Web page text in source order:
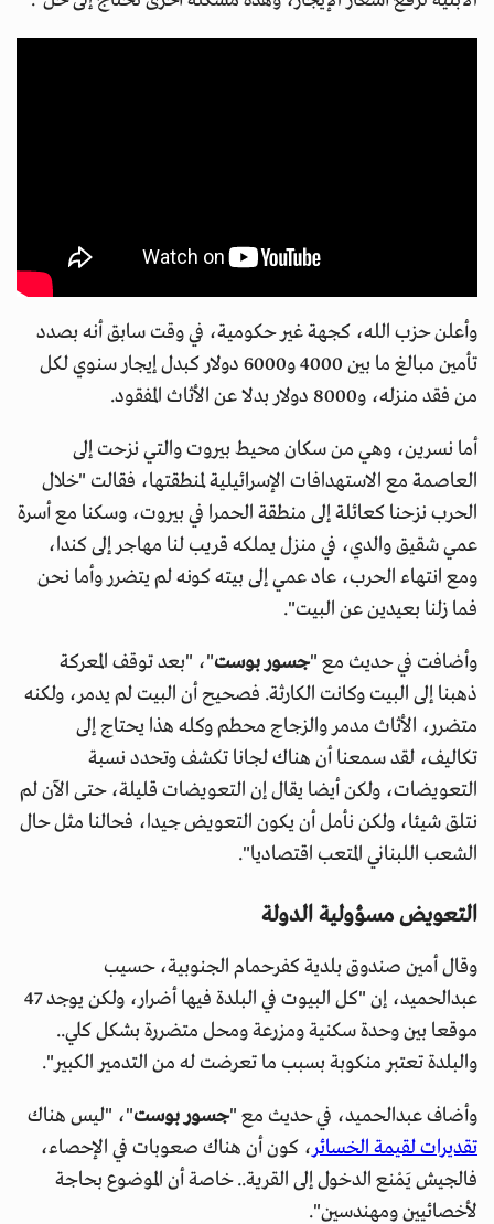
وأعلن حزب الله، كجهة غير حكومية، في وقت سابق أنه بصدد
تأمين مبالغ ما بين 4000 و6000 دولار كبدل إيجار سنوي لكل
من فقد منزله، و8000 دولار بدلا عن الأثاث المفقود.
أما نسرين، وهي من سكان محيط بيروت والتي نزحت إلى
العاصمة مع الاستهدافات الإسرائيلية لمنطقتها، فقالت "خلال
الحرب نزحنا كعائلة إلى منطقة الحمرا في بيروت، وسكنا مع أسرة
عمي شقيق والدي، في منزل يملكه قريب لنا مهاجر إلى كندا،
ومع انتهاء الحرب، عاد عمي إلى بيته كونه لم يتضرر وأما نحن
فما زلنا بعيدين عن البيت".
وأضافت في حديث مع "جسور بوست"، "بعد توقف المعركة
ذهبنا إلى البيت وكانت الكارثة. فصحيح أن البيت لم يدمر، ولكنه
متضرر، الأثاث مدمر والزجاج محطم وكله هذا يحتاج إلى
تكاليف، لقد سمعنا أن هناك لجانا تكشف وتحدد نسبة
التعويضات، ولكن أيضا يقال إن التعويضات قليلة، حتى الآن لم
نتلق شيئا، ولكن نأمل أن يكون التعويض جيدا، فحالنا مثل حال
الشعب اللبناني المتعب اقتصاديا".
التعويض مسؤولية الدولة
وقال أمين صندوق بلدية كفرحمام الجنوبية، حسيب
عبدالحميد، إن "كل البيوت في البلدة فيها أضرار، ولكن يوجد 47
موقعا بين وحدة سكنية ومزرعة ومحل متضررة بشكل كلي..
والبلدة تعتبر منكوبة بسبب ما تعرضت له من التدمير الكبير".
وأضاف عبدالحميد، في حديث مع "جسور بوست"، "ليس هناك
تقديرات لقيمة الخسائر، كون أن هناك صعوبات في الإحصاء،
فالجيش يَمْنع الدخول إلى القرية.. خاصة أن الموضوع بحاجة
لأخصائيين ومهندسين".